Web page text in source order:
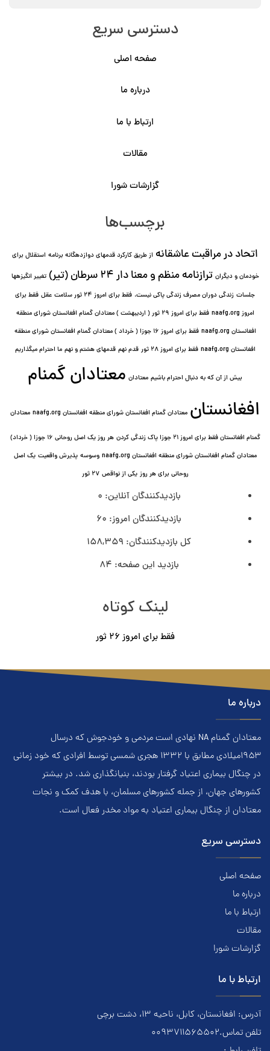
دسترسی سریع
صفحه اصلی
درباره ما
ارتباط با ما
مقالات
گزارشات شورا
برچسب‌ها
اتحاد در مراقبت عاشقانه از طریق کارکرد قدمهای دوازده⁯گانه برنامه استقلال برای
خودمان و دیگران ترازنامه منظم و معنا دار ٢۴ سرطان (تیر)
تغییر انگیزه⁯ها
جلسات زندگی دوران مصرف زندگی پاکی نیست. فقط برای امروز 24 ثور سلامت عقل
فقط برای
امروز naafg.org
فقط برای امروز ٢٩ ثور ( اردیبهشت ) معتادان گمنام افغانستان شورای منطقه
افغانستان naafg.org
فقط برای امروز ۱۶ جوزا ( خرداد ) معتادان گمنام افغانستان شورای منطقه
افغانستان naafg.org
فقط برای امروز ۲۸ ثور قدم نهم قدمهای هشتم و نهم ما احترام میگذاریم
بیش از آن که به دنبال احترام باشیم معتادان معتادان گمنام
افغانستان معتادان گمنام افغانستان شورای منطقه افغانستان naafg.org معتادان
گمنام افغانستان فقط برای امروز ۲۱ جوزا پاک زندگی کردن
هر روز یک اصل روحانی ۱۶ جوزا ( خرداد)
معتادان گمنام افغانستان شورای منطقه افغانستان naafg.org
وسوسه پذيرش واقعیت یک اصل
روحانی برای هر روز یکی از نواقص ۲۷ ثور
بازدیدکنندگان آنلاین: 0
بازدیدکنندگان امروز: 60
کل بازدیدکنند‌گان: 158,359
بازدید این صفحه: 84
لینک کوتاه
فقط برای امروز ٢۶ ثور
درباره ما
معتادان گمنام NA نهادي است مردمي و خودجوش که درسال
۱۹۵۳ميلادي مطابق با ۱۳۳۲ هجري‌ شمسي توسط افرادي که خود زماني
در چنگال بیماری اعتياد گرفتار بودند، بنيانگذاري شد. در بيشتر
کشور‌هاي جهان، از جمله کشور‌هاي مسلمان، با هدف کمک و نجات
معتادان از چنگال بیماری اعتياد به مواد مخدر فعال است.
دسترسی سریع
صفحه اصلی
درباره ما
ارتباط با ما
مقالات
گزارشات شورا
ارتباط با ما
آدرس: افغانستان، کابل، ناحیه ۱۳، دشت برچی
تلفن تماس.0093711565502